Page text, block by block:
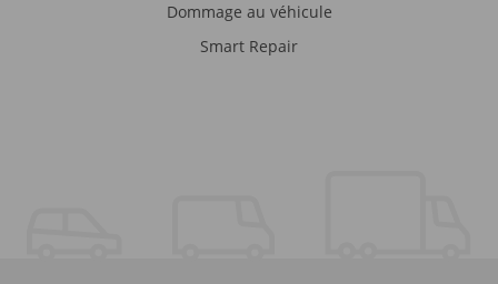
Dommage au véhicule
Smart Repair